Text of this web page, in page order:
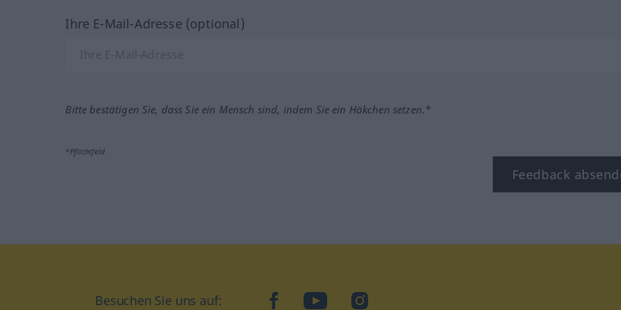
Ihre E-Mail-Adresse (optional)
Bitte bestätigen Sie, dass Sie ein Mensch sind, indem Sie ein Häkchen setzen.*
*Pflichtfeld
Feedback
Besuchen Sie uns auf: facebookYouTubeInstagram